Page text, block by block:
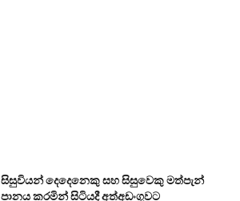
සිසුවියන් දෙදෙනෙකු සහ සිසුවෙකු මත්පැන්
පානය කරමින් සිටියදී අත්අඩංගුවට